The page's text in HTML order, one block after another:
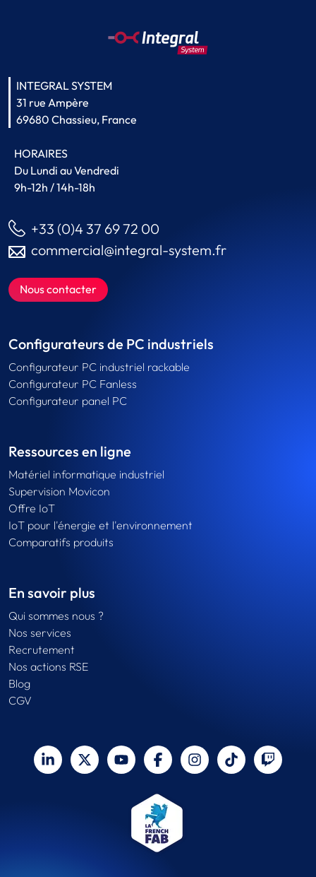
INTEGRAL SYSTEM
31 rue Ampère
69680 Chassieu, France
HORAIRES
Du Lundi au Vendredi
9h-12h / 14h-18h
+33 (0)4 37 69 72 00
commercial@integral-system.fr
Nous contacter
Configurateurs de PC industriels
Configurateur PC industriel rackable
Configurateur PC Fanless
Configurateur panel PC
Ressources en ligne
Matériel informatique industriel
Supervision Movicon
Offre IoT
IoT pour l'énergie et l'environnement
Comparatifs produits
En savoir plus
Qui sommes nous ?
Nos services
Recrutement
Nos actions RSE
Blog
CGV